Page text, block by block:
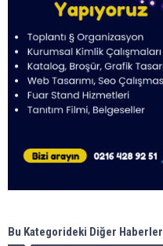
Bu Kategorideki Diğer Haberler